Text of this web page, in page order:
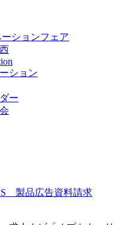
ションフェア
ション
ー
製品広告資料請求